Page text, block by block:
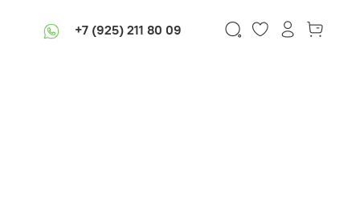
+7 (925) 211 80 09